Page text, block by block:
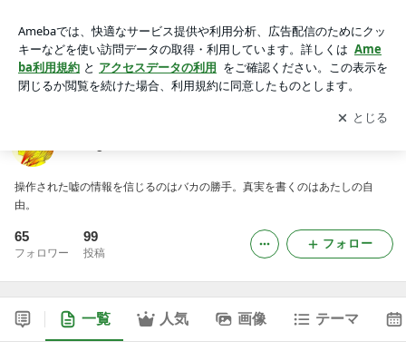
アプリをダウンロードして ブログの更新通知
を受け取りまし
ょう。
開く
操作された嘘の情報を信じるのはバカの勝手。真実を書くのはあたしの自
由。
65
フォロワー
99
投稿
フォロー
一覧 人気 画像 テーマ